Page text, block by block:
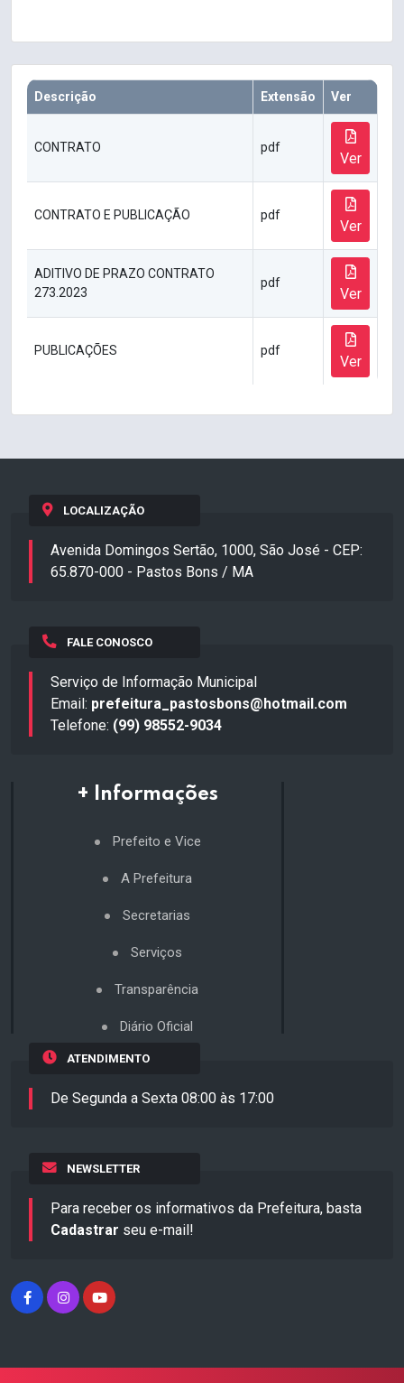
Descrição Extensão Ver
CONTRATO pdf
Ver
CONTRATO E PUBLICAÇÃO pdf
Ver
ADITIVO DE PRAZO CONTRATO
273.2023
pdf
Ver
PUBLICAÇÕES pdf
Ver
LOCALIZAÇÃO
Avenida Domingos Sertão, 1000, São José - CEP:
65.870-000 - Pastos Bons / MA
FALE CONOSCO
Serviço de Informação Municipal
Email: prefeitura_pastosbons@hotmail.com
Telefone: (99) 98552-9034
+ Informações
Prefeito e Vice
A Prefeitura
Secretarias
Serviços
Transparência
Diário Oficial
ATENDIMENTO
De Segunda a Sexta 08:00 às 17:00
NEWSLETTER
Para receber os informativos da Prefeitura, basta
Cadastrar seu e-mail!